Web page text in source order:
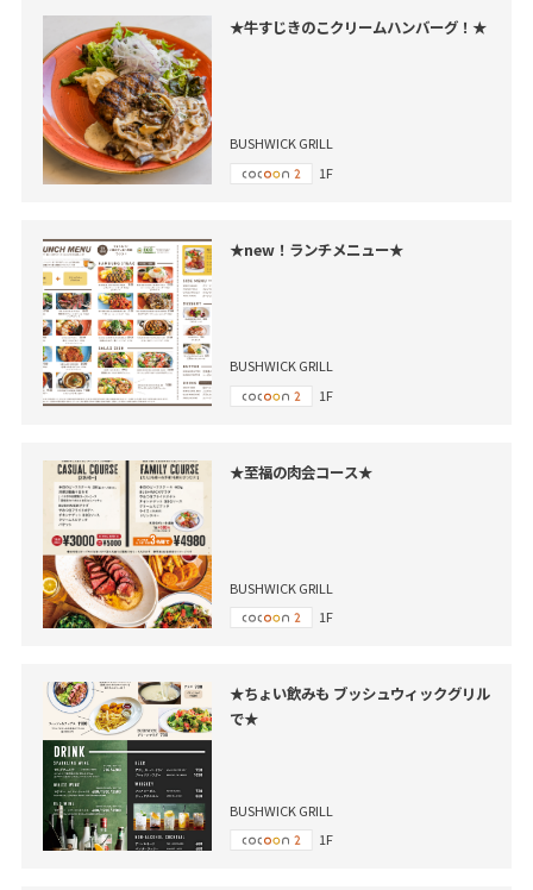
★牛すじきのこクリームハンバーグ！★
BUSHWICK GRILL
1F
★new！ランチメニュー★
BUSHWICK GRILL
1F
★至福の肉会コース★
BUSHWICK GRILL
1F
★ちょい飲みも ブッシュウィックグリル
で★
BUSHWICK GRILL
1F